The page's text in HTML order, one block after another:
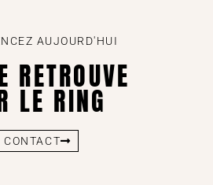
AUJOURD'HUI
RETROUVE
LE RING
CONTACT